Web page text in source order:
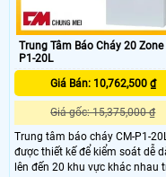
Trung Tâm Báo Cháy 20 Zone
P1-20L
Giá Bán: 10,762,500 ₫
Giá gốc: 15,375,000 ₫
Trung tâm báo cháy CM-P1-
được thiết kế để kiểm soát dễ
lên đến 20 khu vực khác nhau